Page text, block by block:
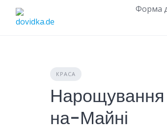
Форма
КРАСА
Нарощування
на-Майні